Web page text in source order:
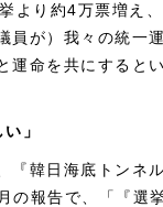
より約4万票増え
員が）我々の統一
運命を共にすると
」
『韓日海底トンネ
報告で、「『選